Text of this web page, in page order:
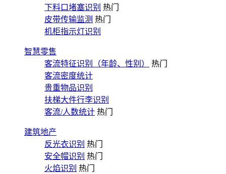
下料口堵塞识别 热门
皮带传输监测 热门
机柜指示灯识别
智慧零售
客流特征识别（年龄、性别）
热门
客流密度统计
贵重物品识别
扶梯大件行李识别
客流/人数统计 热门
建筑地产
反光衣识别 热门
安全帽识别 热门
火焰识别 热门